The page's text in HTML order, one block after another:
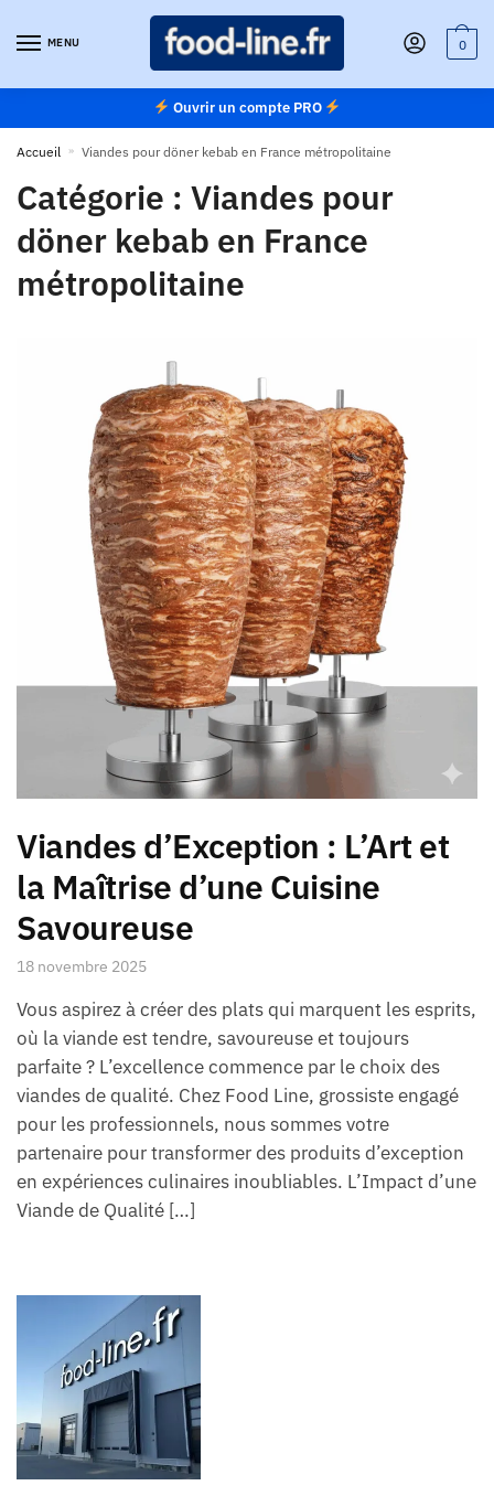
MENU 0
Ouvrir un compte PRO
Accueil » Viandes pour döner kebab en France métropolitaine
Catégorie : Viandes pour
döner kebab en France
métropolitaine
Viandes d’Exception : L’Art et
la Maîtrise d’une Cuisine
Savoureuse
18 novembre 2025
Vous aspirez à créer des plats qui marquent les esprits,
où la viande est tendre, savoureuse et toujours
parfaite ? L’excellence commence par le choix des
viandes de qualité. Chez Food Line, grossiste engagé
pour les professionnels, nous sommes votre
partenaire pour transformer des produits d’exception
en expériences culinaires inoubliables. L’Impact d’une
Viande de Qualité […]